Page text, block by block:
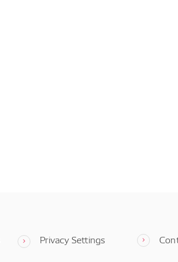
Privacy Settings